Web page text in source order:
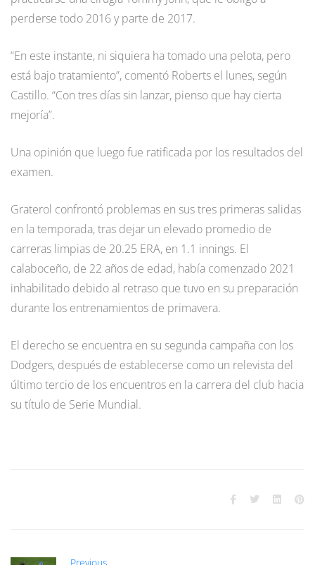
perderse todo 2016 y parte de 2017.
“En este instante, ni siquiera ha tomado una pelota, pero
está bajo tratamiento”, comentó Roberts el lunes, según
Castillo. “Con tres días sin lanzar, pienso que hay cierta
mejoría”.
Una opinión que luego fue ratificada por los resultados del
examen.
Graterol confrontó problemas en sus tres primeras salidas
en la temporada, tras dejar un elevado promedio de
carreras limpias de 20.25 ERA, en 1.1 innings. El
calaboceño, de 22 años de edad, había comenzado 2021
inhabilitado debido al retraso que tuvo en su preparación
durante los entrenamientos de primavera.
El derecho se encuentra en su segunda campaña con los
Dodgers, después de establecerse como un relevista del
último tercio de los encuentros en la carrera del club hacia
su título de Serie Mundial.
Previous